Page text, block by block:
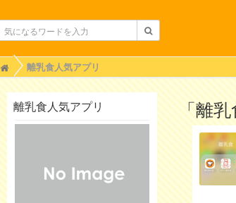
H
o
m
離乳食人気アプリ
離乳食人気アプリ 「離